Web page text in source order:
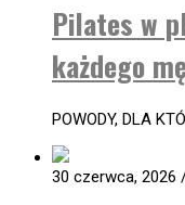
Pilates w
każdego
POWODY, DLA
30 czerwca, 2026